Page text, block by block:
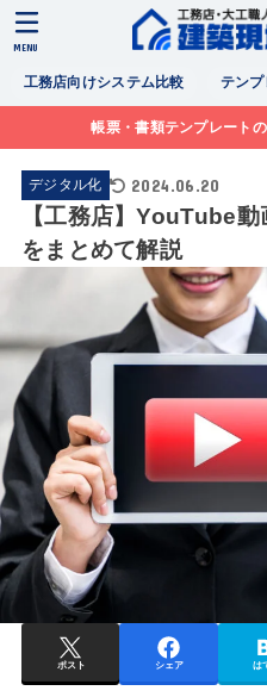
工務店向けシステム比較 テンプ
MENU
帳票・書類テンプレート
デジタル化 2024.06.20
【工務店】YouTube
をまとめて解説
ポスト シェア は